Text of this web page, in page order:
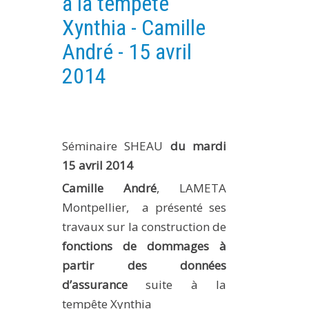
PLATEFORMES EXPÉRIMENTALES
IMPLANTATIONS GÉOGRAPHIQUES
PROJETS EN COURS
PROJETS TERMINÉS
FORMATION
MASTER
INGÉNIEUR
FORMATION CONTINUE
FORMATION DOCTORALE
THÈSES EN COURS
PRODUCTION
Xynthia - Camille
André - 15 avril
2014
Séminaire SHEAU du mardi
15 avril 2014
Camille André, LAMETA
Montpellier, a présenté ses
travaux sur la construction de
fonctions de dommages à
partir des données
d’assurance suite à la
tempête Xynthia